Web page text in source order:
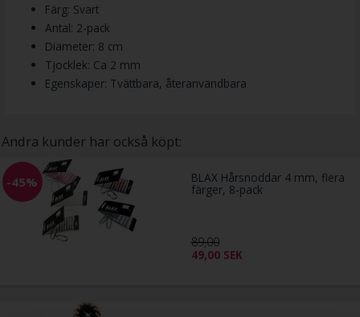
Färg: Svart
Antal: 2-pack
Diameter: 8 cm
Tjocklek: Ca 2 mm
Egenskaper: Tvättbara, återanvändbara
Andra kunder har också köpt:
-45% BLAX Hårsnoddar 4 mm, flera
färger, 8-pack
89,00
49,00 SEK